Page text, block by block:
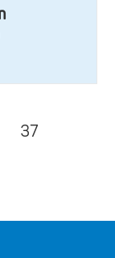
37